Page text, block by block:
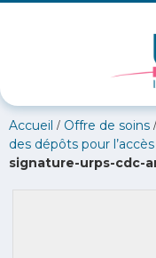
Accueil / Offre de soins /
des dépôts pour
signature-urps-cdc-